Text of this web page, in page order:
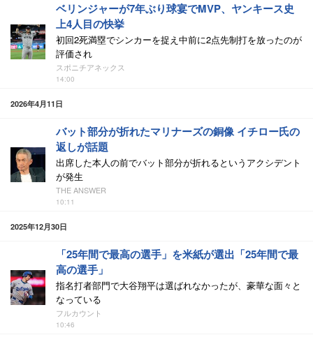
ベリンジャーが7年ぶり球宴でMVP、ヤンキース史
上4人目の快挙
初回2死満塁でシンカーを捉え中前に2点先制打を放ったのが
評価され
スポニチアネックス
14:00
2026年4月11日
バット部分が折れたマリナーズの銅像 イチロー氏の
返しが話題
出席した本人の前でバット部分が折れるというアクシデント
が発生
THE ANSWER
10:11
2025年12月30日
「25年間で最高の選手」を米紙が選出「25年間で最
高の選手」
指名打者部門で大谷翔平は選ばれなかったが、豪華な面々と
なっている
フルカウント
10:46